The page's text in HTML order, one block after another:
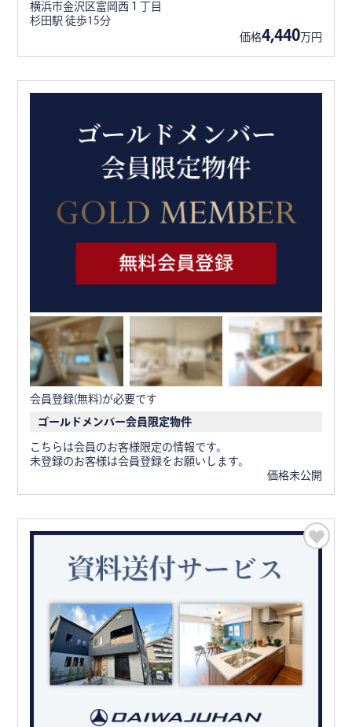
横浜市金沢区富岡西１丁目
杉田駅 徒歩15分
価格4,440万円
会員登録(無料)が必要です
ゴールドメンバー会員限定物件
こちらは会員のお客様限定の情報です。
未登録のお客様は会員登録をお願いします。
価格未公開